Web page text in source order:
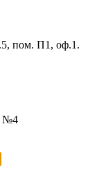
пом. П1, оф.1.
№4